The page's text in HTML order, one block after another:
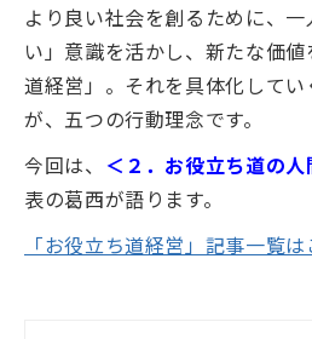
より良い社会を創るために、
い」意識を活かし、新たな価
道経営」。それを具体化して
が、五つの行動理念です。
今回は、 ＜２．お役立ち道の
表の葛西が語ります。
「お役立ち道経営」記事一覧